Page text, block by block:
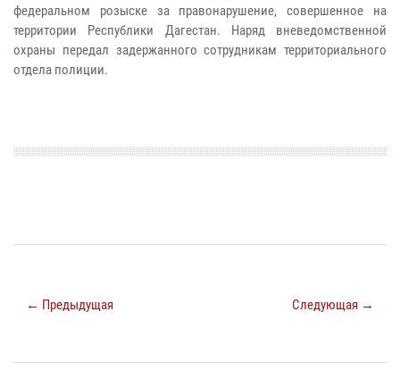
федеральном розыске за правонарушение, совершенное на
территории Республики Дагестан. Наряд вневедомственной
охраны передал задержанного сотрудникам территориального
отдела полиции.
← Предыдущая Следующая →